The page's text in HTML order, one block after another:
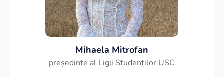
Mihaela Mitrofan
președinte al Ligii Studenților USC